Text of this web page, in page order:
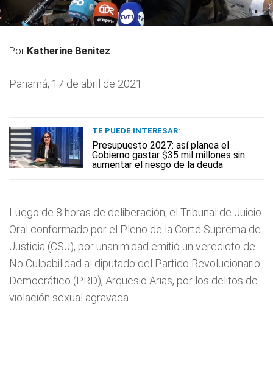
Por Katherine Benitez
Panamá, 17 de abril de 2021.
TE PUEDE INTERESAR:
Presupuesto 2027: así planea el
Gobierno gastar $35 mil millones sin
aumentar el riesgo de la deuda
Luego de 8 horas de deliberación, el Tribunal de Juicio
Oral conformado por el Pleno de la Corte Suprema de
Justicia (CSJ), por unanimidad emitió un veredicto de
No Culpabilidad al diputado del Partido Revolucionario
Democrático (PRD), Arquesio Arias, por los delitos de
violación sexual agravada.